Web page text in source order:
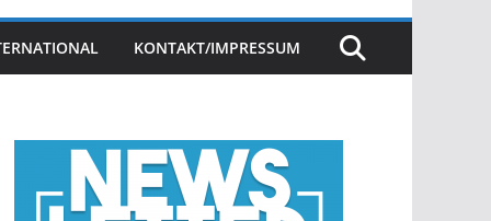
KONTAKT/IMPRESSUM